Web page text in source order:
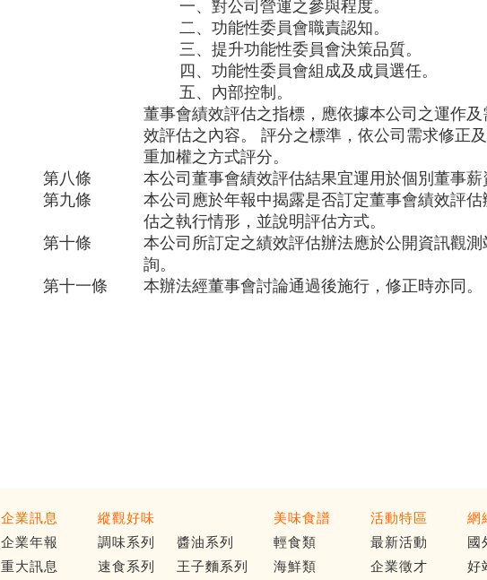
一、對公司營運之參與程度。
二、功能性委員會職責認知。
三、提升功能性委員會決策品質。
四、功能性委員會組成及成員選任。
五、內部控制。
董事會績效評估之指標 ，應依據本公司之運作
效評估之內容。 評分之標準，依公司需求修正
重加權之方式評分。
第八條
本公司董事會績效評估結果宜運用於個別董事薪
第九條
本公司應於年報中揭露是否訂定董事會績效評
估之執行情形，並說明評估方式。
第十條
本公司所訂定之績效評估辦法應於公開資訊觀
詢。
第十一條
本辦法經董事會討論通過後施行，修正時亦同。
企業訊息
企業年報
重大訊息
縱觀好味
調味系列
速食系列
醬油系列
王子麵系列
美味食譜
輕食類
海鮮類
活動特區
最新活動
企業徵才
網
國
好